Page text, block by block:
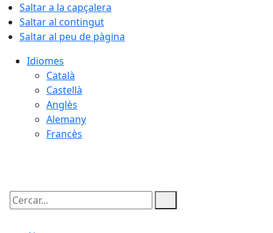
Saltar a la capçalera
Saltar al contingut
Saltar al peu de pàgina
Idiomes
Català
Castellà
Anglès
Alemany
Francès
Cercar: